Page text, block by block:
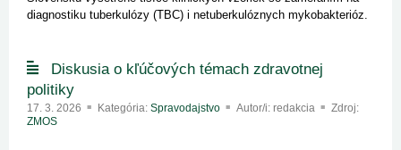
diagnostiku tuberkulózy (TBC) i netuberkulóznych mykobakterióz.
Diskusia o kľúčových témach zdravotnej
politiky
17. 3. 2026 Kategória: Spravodajstvo Autor/i: redakcia
Zdroj:
ZMOS